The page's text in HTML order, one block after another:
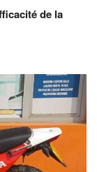
de la